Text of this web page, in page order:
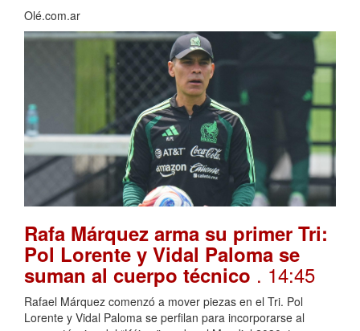
Olé.com.ar
Rafa Márquez arma su primer Tri:
Pol Lorente y Vidal Paloma se
suman al cuerpo técnico . 14:45
Rafael Márquez comenzó a mover piezas en el Tri. Pol
Lorente y Vidal Paloma se perfilan para incorporarse al